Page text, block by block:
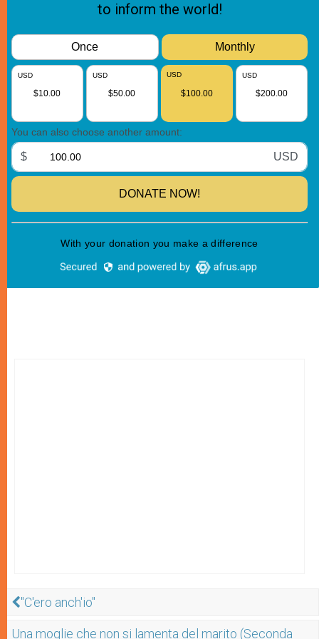
"C'ero anch'io"
Una moglie che non si lamenta del marito (Seconda